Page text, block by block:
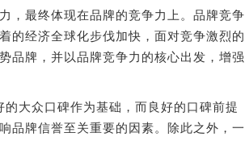
，最终体现在品牌的竞争力上。品牌竞争
的经济全球化步伐加快，面对竞争激烈的
品牌，并以品牌竞争力的核心出发，增强
大众口碑作为基础，而良好的口碑前提
品牌信誉至关重要的因素。除此之外，一